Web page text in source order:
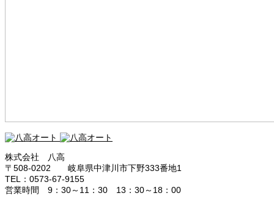
株式会社 八高
〒508-0202 岐阜県中津川市下野333番地1
TEL：0573-67-9155
営業時間 9：30～11：30 13：30～18：00